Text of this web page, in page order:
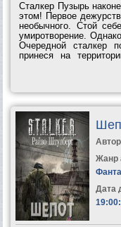
Сталкер Пузырь
этом! Первое
необычного. Стой
умиротворение.
Очередной сталкер
принеся на
Жанр
Дата